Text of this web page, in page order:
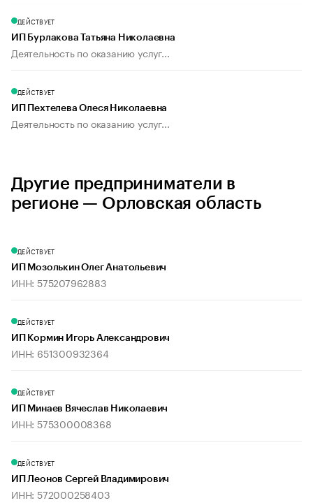
ДЕЙСТВУЕТ
ИП Бурлакова Татьяна Николаевна
Деятельность по оказанию услуг...
ДЕЙСТВУЕТ
ИП Пехтелева Олеся Николаевна
Деятельность по оказанию услуг...
Другие предприниматели в
регионе — Орловская область
ДЕЙСТВУЕТ
ИП Мозолькин Олег Анатольевич
ИНН: 575207962883
ДЕЙСТВУЕТ
ИП Кормин Игорь Александрович
ИНН: 651300932364
ДЕЙСТВУЕТ
ИП Минаев Вячеслав Николаевич
ИНН: 575300008368
ДЕЙСТВУЕТ
ИП Леонов Сергей Владимирович
ИНН: 572000258403